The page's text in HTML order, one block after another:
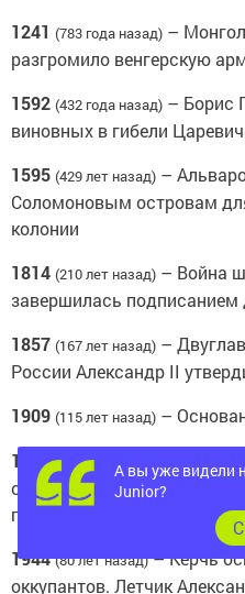
1241 (783 года назад) –
разгромило венгерскую
1592 (432 года назад) – Борис
виновных в гибели
1595 (429 лет назад) –
Соломоновым островам
колонии
1814 (210 лет назад) – Война
завершилась подписанием
1857 (167 лет назад) –
России Александр II
1909 (115 лет назад) –
1919 (105 лет назад)
–
организация труда.
государственный
1944 (80 лет назад)– Керчь
оккупантов. Летчик
А вы уже видели
Junior?